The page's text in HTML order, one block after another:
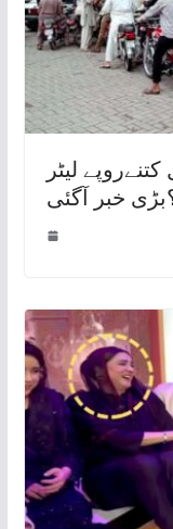
پیٹرول کتنےروپے لیٹر
خبر آگئی